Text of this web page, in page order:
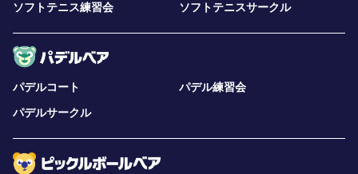
ソフトテニス練習会 ソフトテニスサークル
パデルコート
パデル練習会
パデルサークル